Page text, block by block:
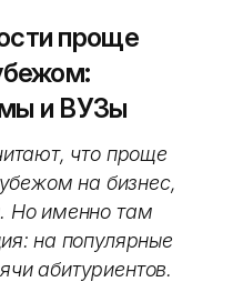
проще
и ВУЗы
что проще
на бизнес,
Но именно там
на популярные
абитуриентов.